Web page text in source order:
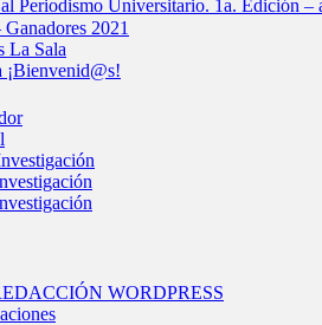
Periodismo Universitario. 1a. Edición –
2021
La Sala
¡Bienvenid@s!
WORDPRESS